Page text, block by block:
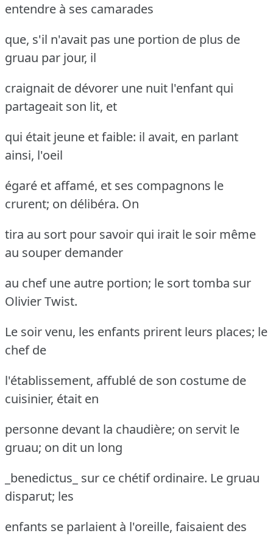
entendre à ses camarades
que, s'il n'avait pas une portion de plus de
gruau par jour, il
craignait de dévorer une nuit l'enfant qui
partageait son lit, et
qui était jeune et faible: il avait, en parlant
ainsi, l'oeil
égaré et affamé, et ses compagnons le
crurent; on délibéra. On
tira au sort pour savoir qui irait le soir même
au souper demander
au chef une autre portion; le sort tomba sur
Olivier Twist.
Le soir venu, les enfants prirent leurs places; le
chef de
l'établissement, affublé de son costume de
cuisinier, était en
personne devant la chaudière; on servit le
gruau; on dit un long
_benedictus_ sur ce chétif ordinaire. Le gruau
disparut; les
enfants se parlaient à l'oreille, faisaient des